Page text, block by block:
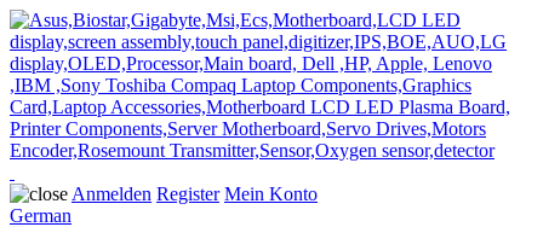
Anmelden Register Mein Konto
German